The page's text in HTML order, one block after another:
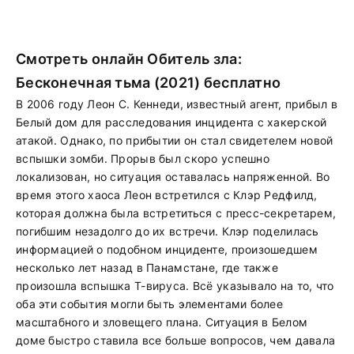
Смотреть онлайн Обитель зла:
Бесконечная тьма (2021) бесплатно
В 2006 году Леон С. Кеннеди, известный агент, прибыл в
Белый дом для расследования инцидента с хакерской
атакой. Однако, по прибытии он стал свидетелем новой
вспышки зомби. Прорыв был скоро успешно
локализован, но ситуация оставалась напряженной. Во
время этого хаоса Леон встретился с Клэр Редфилд,
которая должна была встретиться с пресс-секретарем,
погибшим незадолго до их встречи. Клэр поделилась
информацией о подобном инциденте, произошедшем
несколько лет назад в Панамстане, где также
произошла вспышка T-вируса. Всё указывало на то, что
оба эти события могли быть элементами более
масштабного и зловещего плана. Ситуация в Белом
доме быстро ставила все больше вопросов, чем давала